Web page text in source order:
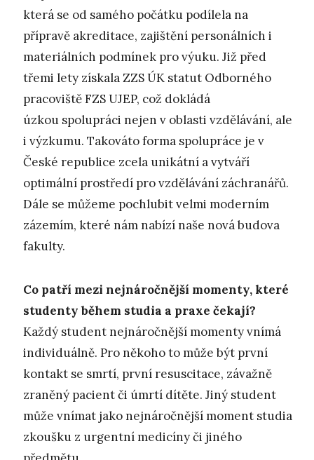
která se od samého počátku podílela na
přípravě akreditace, zajištění personálních i
materiálních podmínek pro výuku. Již před
třemi lety získala ZZS ÚK statut Odborného
pracoviště FZS UJEP, což dokládá
úzkou spolupráci nejen v oblasti vzdělávání, ale
i výzkumu. Takováto forma spolupráce je v
České republice zcela unikátní a vytváří
optimální prostředí pro vzdělávání záchranářů.
Dále se můžeme pochlubit velmi moderním
zázemím, které nám nabízí naše nová budova
fakulty.
Co patří mezi nejnáročnější momenty, které
studenty během studia a praxe čekají?
Každý student nejnáročnější momenty vnímá
individuálně. Pro někoho to může být první
kontakt se smrtí, první resuscitace, závažně
zraněný pacient či úmrtí dítěte. Jiný student
může vnímat jako nejnáročnější moment studia
zkoušku z urgentní medicíny či jiného